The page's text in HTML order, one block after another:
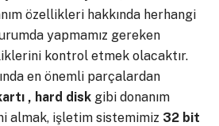
özellikleri hakkında herhangi
yapmamız gereken
kontrol etmek olacaktır.
en önemli parçalardan
, hard disk gibi donanım
almak, işletim sistemimiz 32 bit